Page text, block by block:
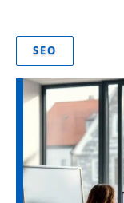
SEO